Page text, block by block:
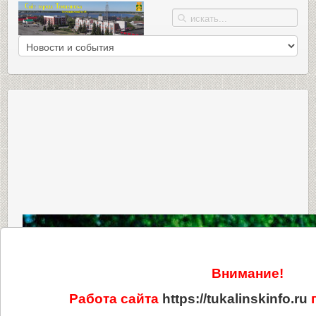
Внимание!
Работа сайта https://tukalinskinfo.ru